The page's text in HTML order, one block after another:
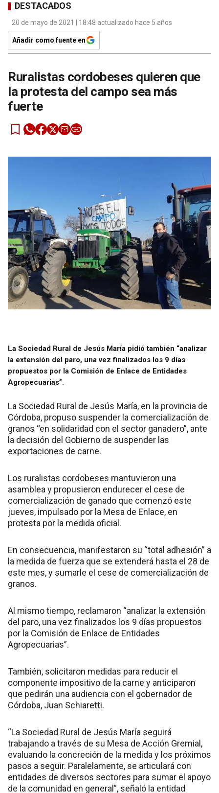
DESTACADOS
20 de mayo de 2021 | 18:48 actualizado hace 5 años
Añadir como fuente en
Ruralistas cordobeses quieren que
la protesta del campo sea más
fuerte
La Sociedad Rural de Jesús María pidió también “analizar
la extensión del paro, una vez finalizados los 9 días
propuestos por la Comisión de Enlace de Entidades
Agropecuarias”.
La Sociedad Rural de Jesús María, en la provincia de
Córdoba, propuso suspender la comercialización de
granos “en solidaridad con el sector ganadero”, ante
la decisión del Gobierno de suspender las
exportaciones de carne.
Los ruralistas cordobeses mantuvieron una
asamblea y propusieron endurecer el cese de
comercialización de ganado que comenzó este
jueves, impulsado por la Mesa de Enlace, en
protesta por la medida oficial.
En consecuencia, manifestaron su “total adhesión” a
la medida de fuerza que se extenderá hasta el 28 de
este mes, y sumarle el cese de comercialización de
granos.
Al mismo tiempo, reclamaron “analizar la extensión
del paro, una vez finalizados los 9 días propuestos
por la Comisión de Enlace de Entidades
Agropecuarias”.
También, solicitaron medidas para reducir el
componente impositivo de la carne y anticiparon
que pedirán una audiencia con el gobernador de
Córdoba, Juan Schiaretti.
“La Sociedad Rural de Jesús María seguirá
trabajando a través de su Mesa de Acción Gremial,
evaluando la concreción de la medida y los próximos
pasos a seguir. Paralelamente, se articulará con
entidades de diversos sectores para sumar el apoyo
de la comunidad en general”, señaló la entidad